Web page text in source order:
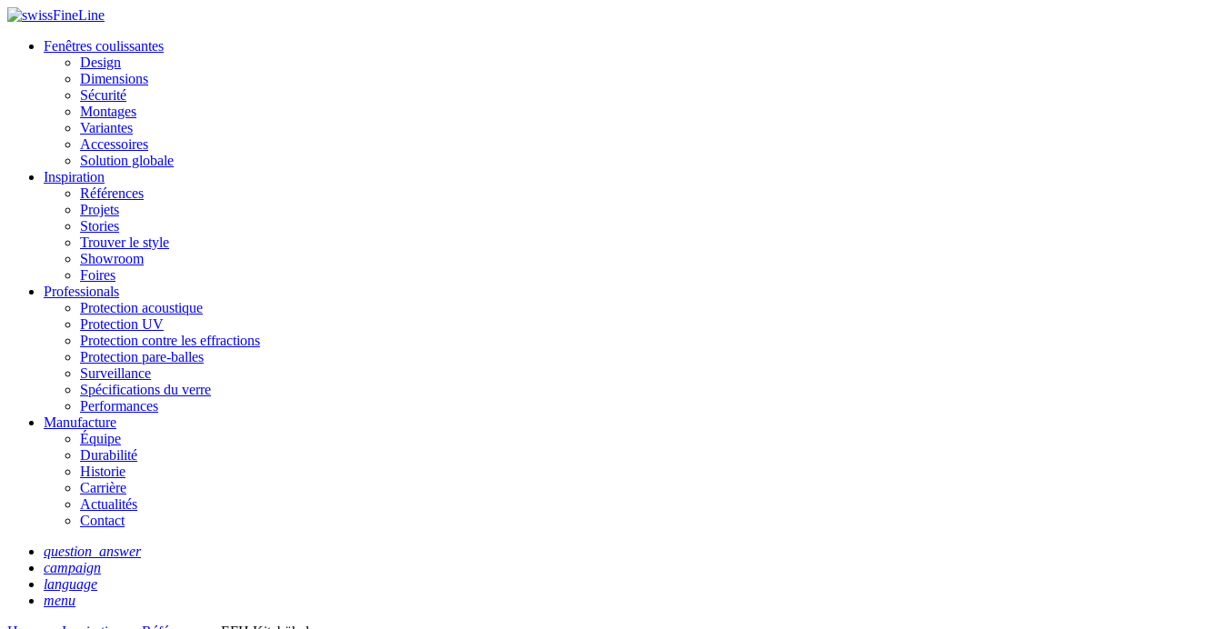
Fenêtres coulissantes
Design
Dimensions
Sécurité
Montages
Variantes
Accessoires
Solution globale
Inspiration
Références
Projets
Stories
Trouver le style
Showroom
Foires
Professionals
Protection acoustique
Protection UV
Protection contre les effractions
Protection pare-balles
Surveillance
Spécifications du verre
Performances
Manufacture
Équipe
Durabilité
Historie
Carrière
Actualités
Contact
question_answer
campaign
language
menu